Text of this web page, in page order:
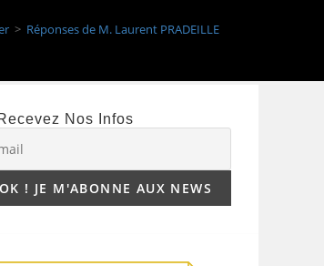
> Réponses de M. Laurent PRADEILLE
Nos Infos